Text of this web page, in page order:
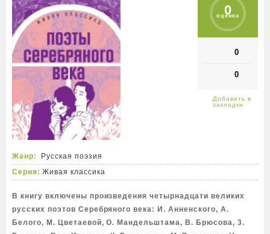
0
оценка
0
0
Жанр:
Русская поэзия
Серия: Живая классика
В книгу включены произведения четырнадцати великих
русских поэтов Серебряного века: И. Анненского, А.
Белого, М. Цветаевой, О. Мандельштама, В. Брюсова, 3.